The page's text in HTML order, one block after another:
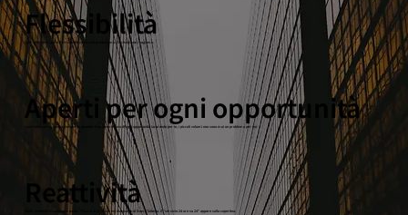
Aperti per ogni opportunità
Lavoriamo per la qualità, non per la quantità. Facciamo tesoro di ogni opportunità lavorando per te, i piccoli volumi non sono mai un problema per noi.
Flessibilità
Siamo flessibili come il circuito flessibile che produciamo. Tu chiedi, noi reagiamo.
Reattività
Nulla. Anytime. In qualunque posto. "Fuso orario" non è nel dizionario di Estec. Tuttavia, il "servizio 24 ore su 24" appare sulla copertina.